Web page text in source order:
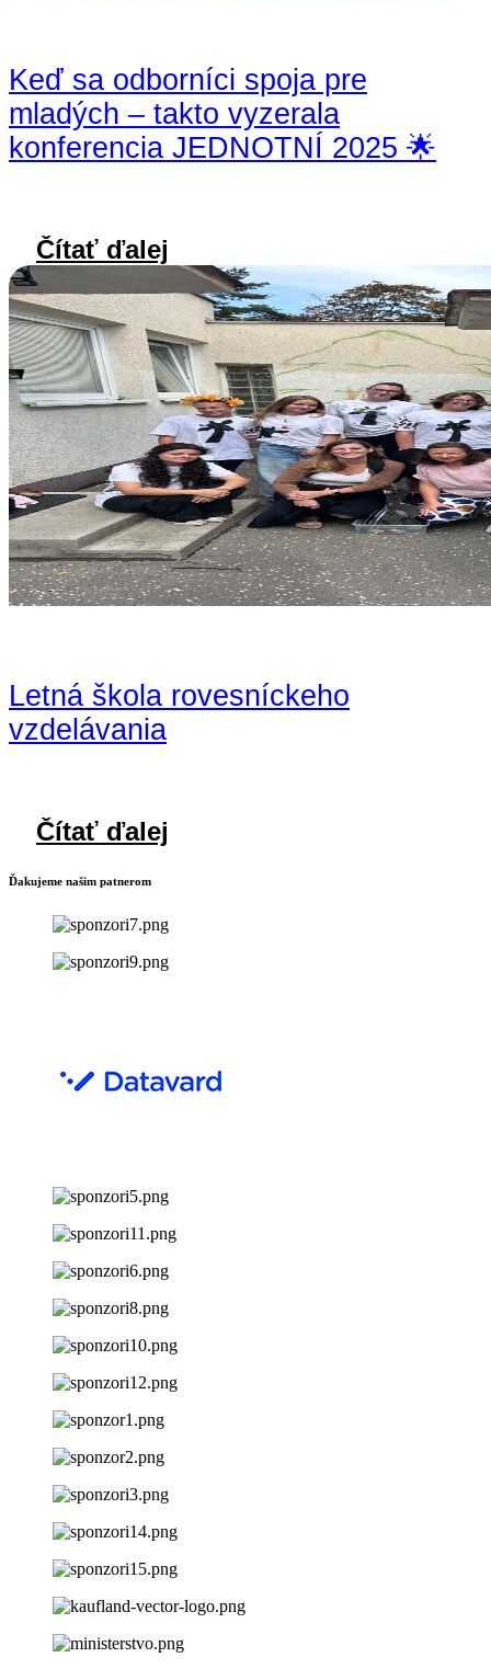
Keď sa odborníci spoja pre
mladých – takto vyzerala
konferencia JEDNOTNÍ 2025 🌟
Čítať ďalej
Letná škola rovesníckeho
vzdelávania
Čítať ďalej
Ďakujeme našim patnerom